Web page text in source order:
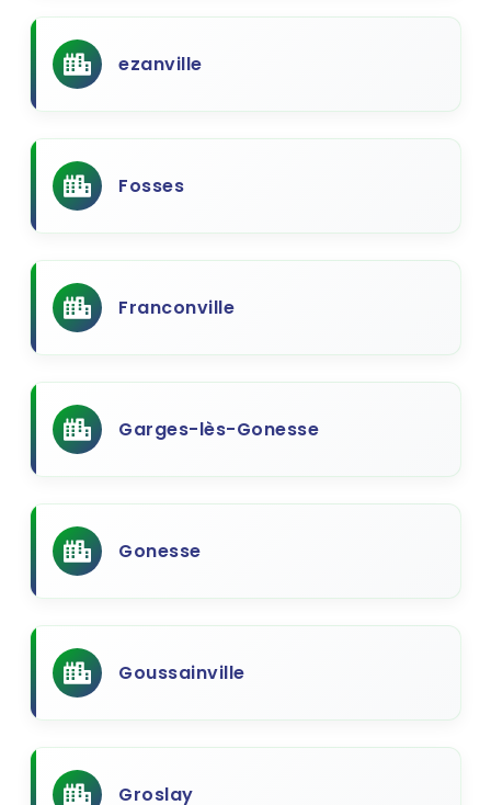
ezanville
Fosses
Franconville
Garges-lès-Gonesse
Gonesse
Goussainville
Groslay